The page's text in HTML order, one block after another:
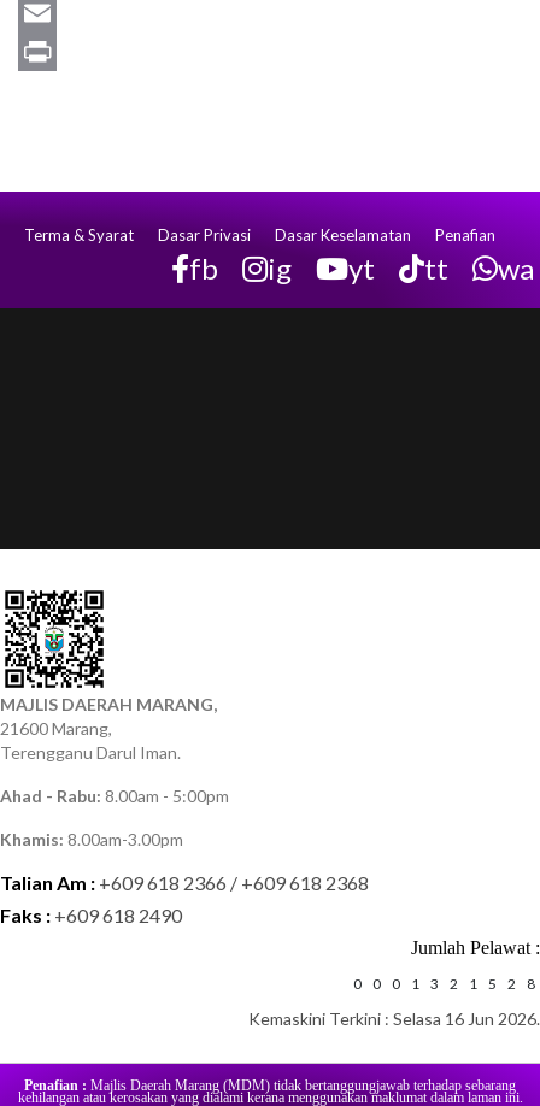
WhatsApp
Email
Terma & Syarat Dasar Privasi Dasar Keselamatan Penafian
fb ig yt tt wa
MAJLIS DAERAH MARANG,
21600 Marang,
Terengganu Darul Iman.
Ahad - Rabu: 8.00am - 5:00pm
Khamis: 8.00am-3.00pm
Talian Am : +609 618 2366 / +609 618 2368
Faks : +609 618 2490
Jumlah Pelawat :
0 0 0 1 3 2 1 5 2 8
Kemaskini Terkini : Selasa 16 Jun 2026.
Penafian : Majlis Daerah Marang (MDM) tidak bertanggungjawab terhadap sebarang
kehilangan atau kerosakan yang dialami kerana menggunakan maklumat dalam laman ini.